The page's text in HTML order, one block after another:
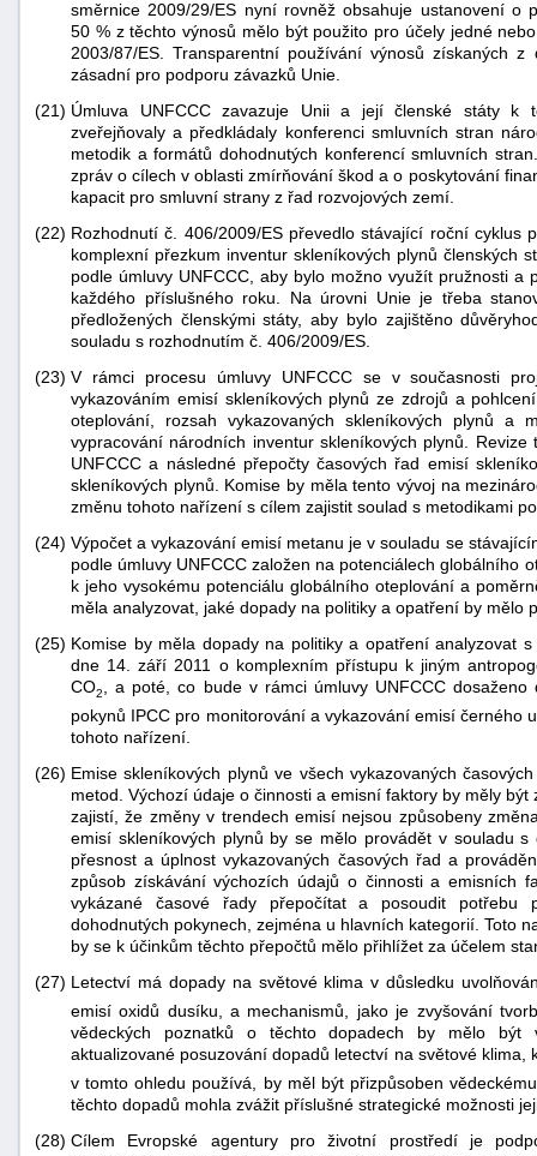
směrnice 2009/29/ES nyní rovněž obsahuje ustanovení
50 % z těchto výnosů mělo být použito pro účely jedné
2003/87/ES. Transparentní používání výnosů získaných
zásadní pro podporu závazků Unie.
(21) Úmluva UNFCCC zavazuje Unii a její členské státy k
zveřejňovaly a předkládaly konferenci smluvních stran
metodik a formátů dohodnutých konferencí smluvních
zpráv o cílech v oblasti zmírňování škod a o poskytování
kapacit pro smluvní strany z řad rozvojových zemí.
(22) Rozhodnutí č. 406/2009/ES převedlo stávající roční cyklus
komplexní přezkum inventur skleníkových plynů členských
podle úmluvy UNFCCC, aby bylo možno využít pružnosti
každého příslušného roku. Na úrovni Unie je třeba
předložených členskými státy, aby bylo zajištěno
souladu s rozhodnutím č. 406/2009/ES.
(23) V rámci procesu úmluvy UNFCCC se v současnosti
vykazováním emisí skleníkových plynů ze zdrojů a
oteplování, rozsah vykazovaných skleníkových plynů
vypracování národních inventur skleníkových plynů.
UNFCCC a následné přepočty časových řad emisí
skleníkových plynů. Komise by měla tento vývoj na
změnu tohoto nařízení s cílem zajistit soulad s metodikami
(24) Výpočet a vykazování emisí metanu je v souladu se
podle úmluvy UNFCCC založen na potenciálech globálního
k jeho vysokému potenciálu globálního oteplování a
měla analyzovat, jaké dopady na politiky a opatření by
(25) Komise by měla dopady na politiky a opatření analyzovat
dne 14. září 2011 o komplexním přístupu k jiným
CO2, a poté, co bude v rámci úmluvy UNFCCC
pokynů IPCC pro monitorování a vykazování emisí
tohoto nařízení.
(26) Emise skleníkových plynů ve všech vykazovaných
metod. Výchozí údaje o činnosti a emisní faktory by měly
zajistí, že změny v trendech emisí nejsou způsobeny
emisí skleníkových plynů by se mělo provádět v souladu
přesnost a úplnost vykazovaných časových řad a
způsob získávání výchozích údajů o činnosti a emisních
vykázané časové řady přepočítat a posoudit potřebu
dohodnutých pokynech, zejména u hlavních kategorií. Toto
by se k účinkům těchto přepočtů mělo přihlížet za účelem
(27) Letectví má dopady na světové klima v důsledku
emisí oxidů dusíku, a mechanismů, jako je zvyšování
vědeckých poznatků o těchto dopadech by mělo být
aktualizované posuzování dopadů letectví na světové klima,
v tomto ohledu používá, by měl být přizpůsoben
těchto dopadů mohla zvážit příslušné strategické možnosti
(28) Cílem Evropské agentury pro životní prostředí je